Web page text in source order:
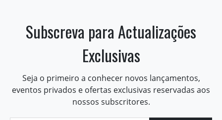
Subscreva para Actualizações
Exclusivas
Seja o primeiro a conhecer novos lançamentos,
eventos privados e ofertas exclusivas reservadas aos
nossos subscritores.